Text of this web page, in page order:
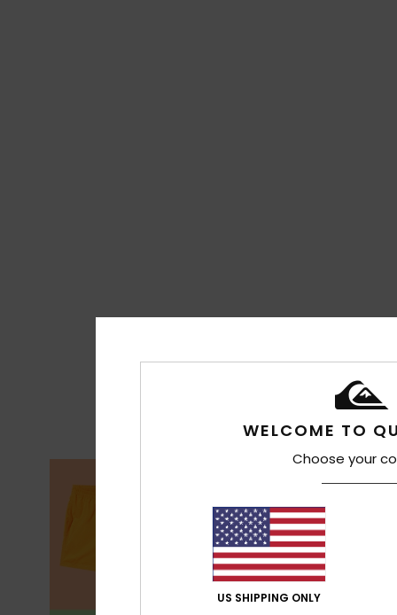
WELCOME TO
Choose your
US SHIPPING ONLY